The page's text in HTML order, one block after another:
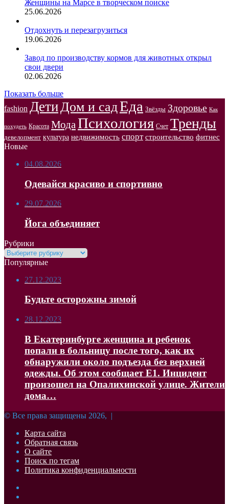
Женщины на Марсе в творческом поиске
25.06.2026
Отдохнуть и перезагрузиться
19.06.2026
Завод по производству кормов для животных открыл
свои двери
02.06.2026
Показать больше
fashion ДетиДом и садЕда Звёзды Здоровье Как
похудеть Красота Мода Психология Счет Тренды
девелопмент культура недвижимость спорт строительство фитнес
Новые
04.08.2026
Одевайся красиво и спортивно
29.07.2026
Йога объединяет
Рубрики
Рубрики
Популярные
27.12.2023
Будьте осторожны зимой
28.12.2023
В Екатеринбурге женщина и ребенок
попали в больницу после того, как их
обнаружили около подъезда без верхней
одежды. Об этом сообщает Е1. Инцидент
произошел на Опалихинской улице. Жители
дома…
© Все права защищены 2026, |
Карта сайта
Обратная связь
О сайте
Поиск по тегам
Политика конфиденциальности